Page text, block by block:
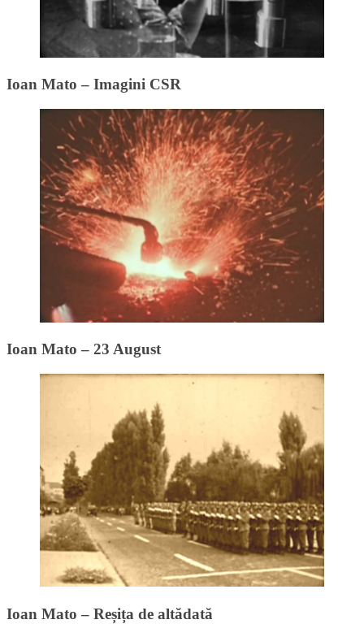
Ioan Mato – Imagini CSR
Ioan Mato – 23 August
Ioan Mato – Reșița de altădată